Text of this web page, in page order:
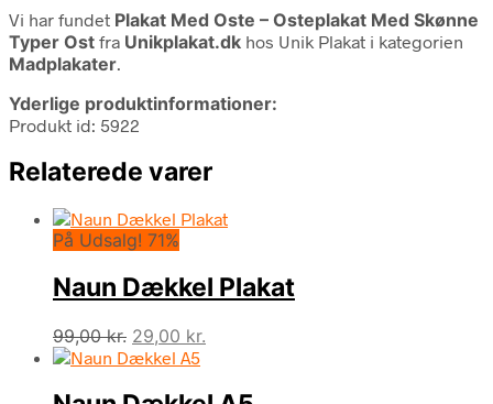
Vi har fundet Plakat Med Oste – Osteplakat Med Skønne
Typer Ost fra Unikplakat.dk hos Unik Plakat i kategorien
Madplakater.
Yderlige produktinformationer:
Produkt id: 5922
Relaterede varer
På Udsalg! 71%
Naun Dækkel Plakat
99,00kr. Den
oprindelige
29,00 kr.